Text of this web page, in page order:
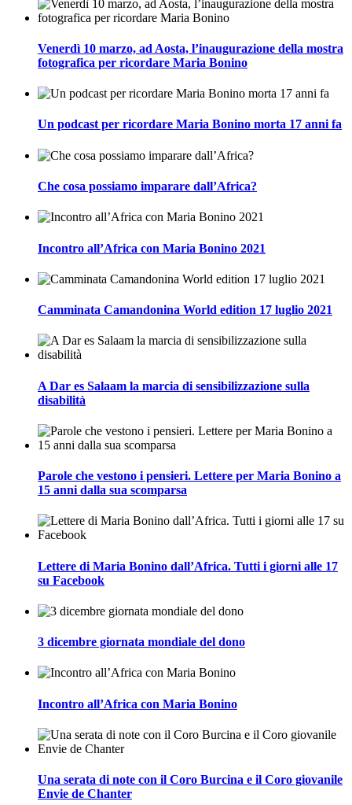
Venerdì 10 marzo, ad Aosta, l’inaugurazione della mostra
fotografica per ricordare Maria Bonino
Un podcast per ricordare Maria Bonino morta 17 anni fa
Che cosa possiamo imparare dall’Africa?
Incontro all’Africa con Maria Bonino 2021
Camminata Camandonina World edition 17 luglio 2021
A Dar es Salaam la marcia di sensibilizzazione sulla
disabilità
Parole che vestono i pensieri. Lettere per Maria Bonino a
15 anni dalla sua scomparsa
Lettere di Maria Bonino dall’Africa. Tutti i giorni alle 17
su Facebook
3 dicembre giornata mondiale del dono
Incontro all’Africa con Maria Bonino
Una serata di note con il Coro Burcina e il Coro giovanile
Envie de Chanter